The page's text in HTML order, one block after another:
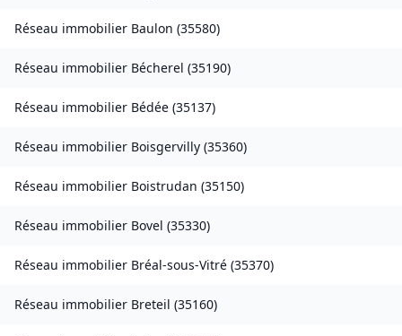
Réseau immobilier Baulon (35580)
Réseau immobilier Bécherel (35190)
Réseau immobilier Bédée (35137)
Réseau immobilier Boisgervilly (35360)
Réseau immobilier Boistrudan (35150)
Réseau immobilier Bovel (35330)
Réseau immobilier Bréal-sous-Vitré (35370)
Réseau immobilier Breteil (35160)